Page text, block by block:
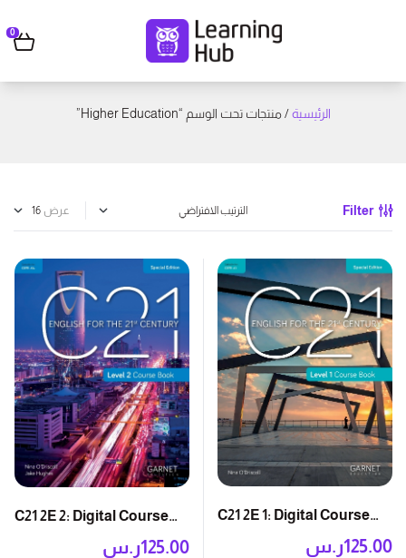
0
الرئيسية/ منتجات تحت الوسم “Higher Education”
Filter عرض
C21 2E 1: Digital Course
ر.س125.00
C21 2E 2: Digital Course
ر.س125.00